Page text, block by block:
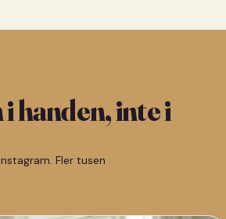
handen, inte i
Fler tusen